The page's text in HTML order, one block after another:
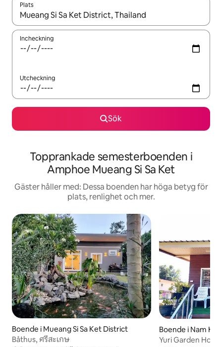
Plats
När resultaten är tillgängliga kan du navigera med upp- och
Incheckning
Utcheckning
Sök
Topprankade semesterboenden i
Amphoe Mueang Si Sa Ket
Gäster håller med: Dessa boenden har höga betyg för
plats, renlighet och mer.
Boende i Mueang Si Sa Ket District
Båthus, ศรีสะเกษ
Boende i Nam
Yuri Garden